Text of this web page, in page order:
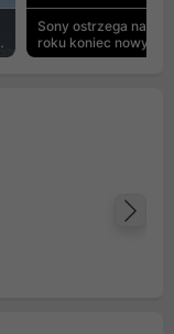
Sony ostrzega na
roku koniec nowych